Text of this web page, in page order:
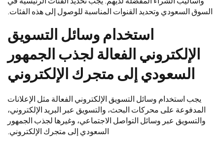
السوق السعودي وتحديد القنوات المناسبة للوصول إلى هذه الفئات.
استخدام وسائل التسويق
الإلكتروني الفعالة لجذب الجمهور
السعودي إلى متجرك الإلكتروني
يجب استخدام وسائل التسويق الإلكتروني الفعالة مثل الإعلانات
المدفوعة على محركات البحث، والتسويق عبر البريد الإلكتروني،
والتسويق عبر وسائل التواصل الاجتماعي، وغيرها لجذب الجمهور
السعودي إلى متجرك الإلكتروني.